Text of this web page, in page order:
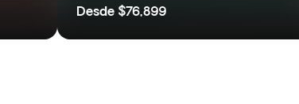
Desde $76,899